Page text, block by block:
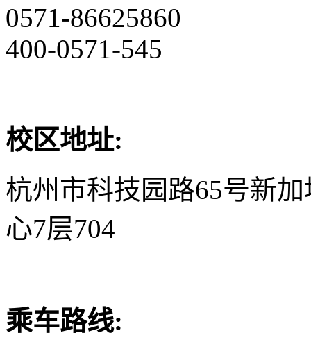
0571-86625860
400-0571-545
校区地址:
杭州市科技园路65号新
心7层704
乘车路线: